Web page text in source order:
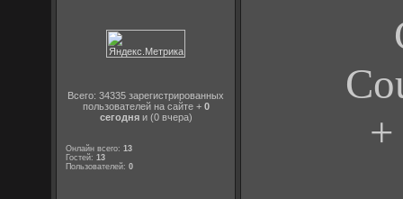
Всего: 34335 зарегистрированных
пользователей на сайте + 0
сегодняи (0 вчера)
Онлайн всего:13
Гостей:13
Пользователей:0